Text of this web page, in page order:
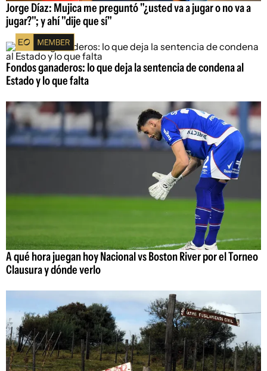
Jorge Díaz: Mujica me preguntó "¿usted va a jugar o no va a
jugar?"; y ahí "dije que sí"
Fondos ganaderos: lo que deja la sentencia de condena al
Estado y lo que falta
A qué hora juegan hoy Nacional vs Boston River por el Torneo
Clausura y dónde verlo